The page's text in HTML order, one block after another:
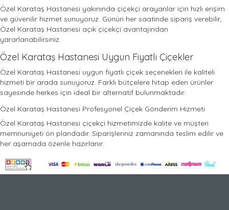
Özel Karataş Hastanesi yakınında çiçekçi arayanlar için hızlı erişim
ve güvenilir hizmet sunuyoruz. Günün her saatinde sipariş verebilir,
Özel Karataş Hastanesi açık çiçekçi avantajından
yararlanabilirsiniz.
Özel Karataş Hastanesi Uygun Fiyatlı Çiçekler
Özel Karataş Hastanesi uygun fiyatlı çiçek seçenekleri ile kaliteli
hizmeti bir arada sunuyoruz. Farklı bütçelere hitap eden ürünler
sayesinde herkes için ideal bir alternatif bulunmaktadır.
Özel Karataş Hastanesi Profesyonel Çiçek Gönderim Hizmeti
Özel Karataş Hastanesi çiçekçi hizmetimizde kalite ve müşteri
memnuniyeti ön plandadır. Siparişleriniz zamanında teslim edilir ve
her aşamada özenle hazırlanır.